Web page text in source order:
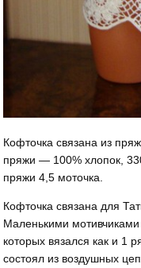
Кофточка связана из
пряжи — 100% хлопок,
пряжи 4,5 моточка.
Кофточка связана для
Маленькими
которых вязался как и 1
состоял из воздушных